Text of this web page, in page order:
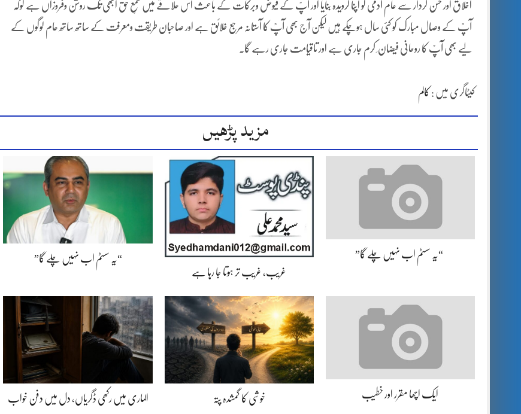
اخلاق اور حسن کردار سے عام آدمی کو اپنا گرویدہ بنایا اور آپؒ کے فیوض وبرکات کے باعث اس علاقے میں شمعِ حق ابھی تک روشن وفروزاں ہے گوکہ
آپؒ کے وصال مبارک کو کئی سال ہوچکے ہیں لیکن آج بھی آپؒ کا آستانہ مرجع خلائق ہے اور صاحبان طریقت ومعرفت کے ساتھ ساتھ عام لوگوں کے
لیے بھی آپؒ کا روحانی فیضان ِ کرم جاری ہے اور تاقیامت جاری رہے گا۔
کیٹاگری میں : کالم
مزید پڑھیں
“یہ سسٹم اب نہیں چلے گا”
غریب، غریب تر ہوتا جا رہا ہے
“یہ سسٹم اب نہیں چلے گا”
ایک اچھا مقرر اور خطیب خوشی کا گمشدہ پتہ الماری میں رکھی ڈگریاں، دل میں دفن خواب